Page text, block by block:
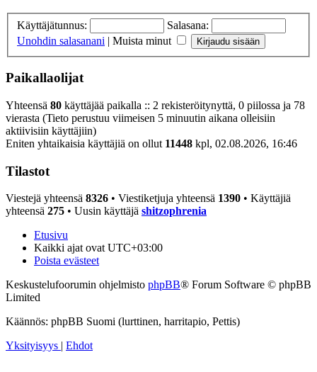
Käyttäjätunnus:
Salasana:
Unohdin salasanani | Muista minut
Paikallaolijat
Yhteensä 80 käyttäjää paikalla :: 2 rekisteröitynyttä, 0 piilossa ja 78
vierasta (Tieto perustuu viimeisen 5 minuutin aikana olleisiin
aktiivisiin käyttäjiin)
Eniten yhtaikaisia käyttäjiä on ollut 11448 kpl, 02.08.2026, 16:46
Tilastot
Viestejä yhteensä 8326 • Viestiketjuja yhteensä 1390 • Käyttäjiä
yhteensä 275 • Uusin käyttäjä shitzophrenia
Etusivu
Kaikki ajat ovat UTC+03:00
Poista evästeet
Keskustelufoorumin ohjelmisto phpBB® Forum Software © phpBB
Limited
Käännös: phpBB Suomi (lurttinen, harritapio, Pettis)
Yksityisyys | Ehdot